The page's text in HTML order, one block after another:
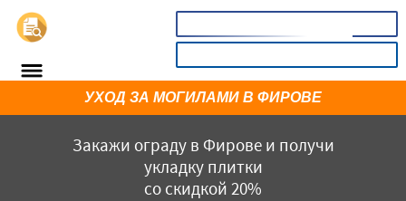
Закажи ограду в Фирове и получи
укладку плитки
со скидкой 20%
УХОД ЗА МОГИЛАМИ В ФИРОВЕ